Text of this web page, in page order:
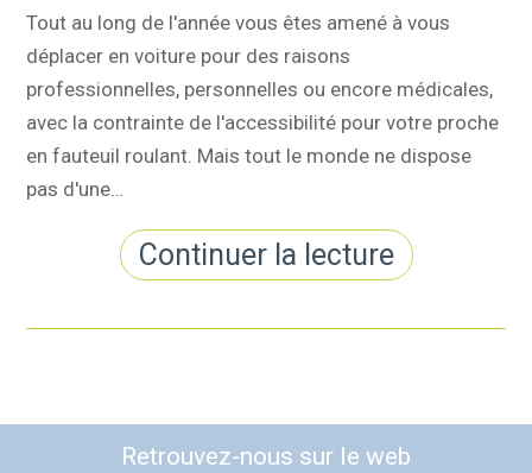
Tout au long de l'année vous êtes amené à vous
déplacer en voiture pour des raisons
professionnelles, personnelles ou encore médicales,
avec la contrainte de l'accessibilité pour votre proche
en fauteuil roulant. Mais tout le monde ne dispose
pas d'une…
Continuer la lecture
Retrouvez-nous sur le web